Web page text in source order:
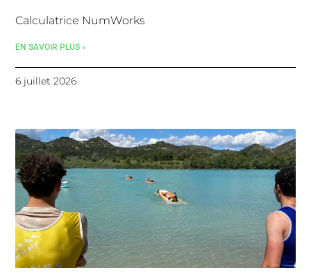
Calculatrice NumWorks
EN SAVOIR PLUS »
6 juillet 2026